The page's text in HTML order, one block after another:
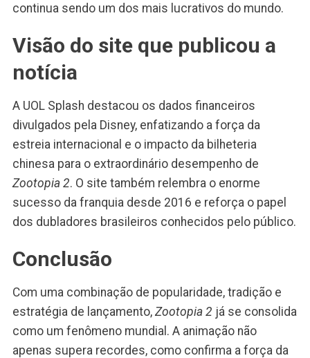
continua sendo um dos mais lucrativos do mundo.
Visão do site que publicou a
notícia
A UOL Splash destacou os dados financeiros
divulgados pela Disney, enfatizando a força da
estreia internacional e o impacto da bilheteria
chinesa para o extraordinário desempenho de
Zootopia 2. O site também relembra o enorme
sucesso da franquia desde 2016 e reforça o papel
dos dubladores brasileiros conhecidos pelo público.
Conclusão
Com uma combinação de popularidade, tradição e
estratégia de lançamento, Zootopia 2 já se consolida
como um fenômeno mundial. A animação não
apenas supera recordes, como confirma a força da